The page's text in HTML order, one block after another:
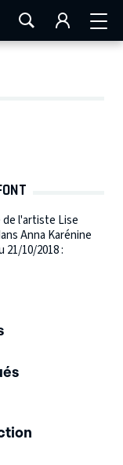
LA ROCHELLE
l'artiste Lise
Anna Karénine
10/2018 :